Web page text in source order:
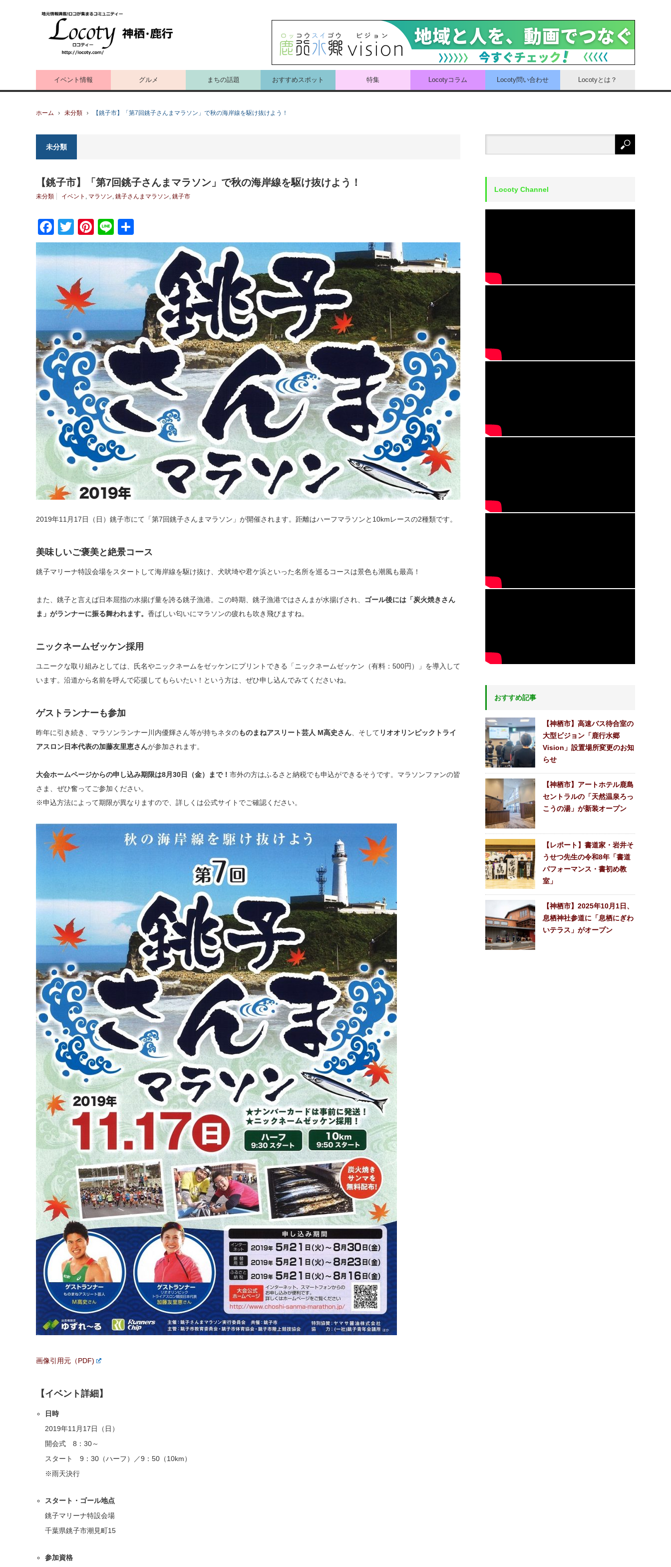
イベント情報 グルメ まちの話題 おすすめスポット 特集 Locotyコラム Locoty問い合わせ Locotyとは？
ホーム 未分類 【銚子市】「第7回銚子さんまマラソン」で秋の海岸線を駆け抜けよう！
未分類
【銚子市】「第7回銚子さんまマラソン」で秋の海岸線を駆け抜けよう！
未分類 イベント , マラソン, 銚子さんまマラソン, 銚子市
Facebook
TwitterPinterest
Line
有
2019年11月17日（日）銚子市にて「第7回銚子さんまマラソン」が開催されます。距離はハーフマラソンと10kmレースの2種類です。
美味しいご褒美と絶景コース
銚子マリーナ特設会場をスタートして海岸線を駆け抜け、犬吠埼や君ケ浜といった名所を巡るコースは景色も潮風も最高！
また、銚子と言えば日本屈指の水揚げ量を誇る銚子漁港。この時期、銚子漁港ではさんまが水揚げされ、
ゴール後には「炭火焼きさん
ま」がランナーに振る舞われます。 香ばしい匂いにマラソンの疲れも吹き飛びますね。
ニックネームゼッケン採用
ユニークな取り組みとしては、氏名やニックネームをゼッケンにプリントできる「ニックネームゼッケン（有料：500円）」を導入して
います。沿道から名前を呼んで応援してもらいたい！という方は、ぜひ申し込んでみてくださいね。
ゲストランナーも参加
昨年に引き続き、マラソンランナー川内優輝さん等が持ちネタのものまねアスリート芸人 M高史さん 、そして リオオリンピックトライ
アスロン日本代表の加藤友里恵さんが参加されます。
大会ホームページからの申し込み期限は8月30日（金）まで！ 市外の方はふるさと納税でも申込ができるそうです。マラソンファンの皆
さま、ぜひ奮ってご参加ください。
※申込方法によって期限が異なりますので、詳しくは公式サイトでご確認ください。
画像引用元（PDF)
【イベント詳細】
日時
2019年11月17日（日）
開会式 8：30～
スタート 9：30（ハーフ）／9：50（10km）
※雨天決行
スタート・ゴール地点
銚子マリーナ特設会場
千葉県銚子市潮見町15
参加資格
Locoty Channel
おすすめ記事
【神栖市】高速バス待合室の
大型ビジョン「鹿行水郷
Vision」設置場所変更のお知
らせ
【神栖市】アートホテル鹿島
セントラルの「天然温泉ろっ
こうの湯」が新装オープン
【レポート】書道家・岩井そ
うせつ先生の令和8年「書道
パフォーマンス・書初め教
室」
【神栖市】2025年10月1日、
息栖神社参道に「息栖にぎわ
いテラス」がオープン